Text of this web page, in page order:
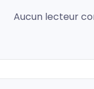
Aucun lecteur